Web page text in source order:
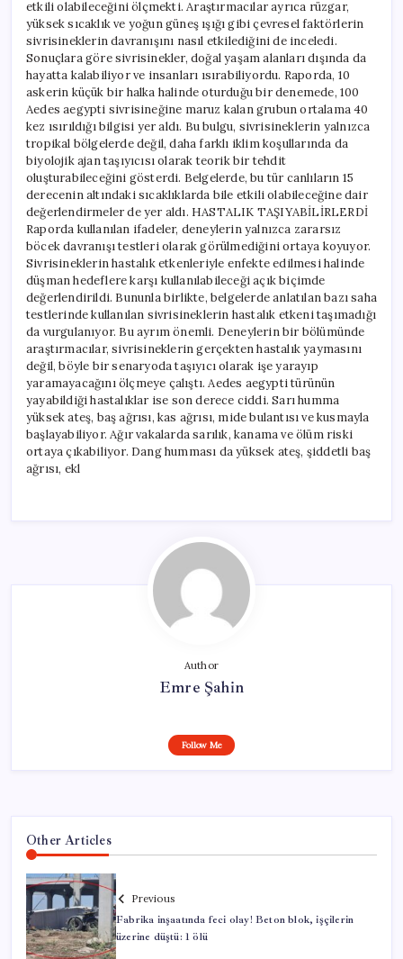
etkili olabileceğini ölçmekti. Araştırmacılar ayrıca rüzgar,
yüksek sıcaklık ve yoğun güneş ışığı gibi çevresel faktörlerin
sivrisineklerin davranışını nasıl etkilediğini de inceledi.
Sonuçlara göre sivrisinekler, doğal yaşam alanları dışında da
hayatta kalabiliyor ve insanları ısırabiliyordu. Raporda, 10
askerin küçük bir halka halinde oturduğu bir denemede, 100
Aedes aegypti sivrisineğine maruz kalan grubun ortalama 40
kez ısırıldığı bilgisi yer aldı. Bu bulgu, sivrisineklerin yalnızca
tropikal bölgelerde değil, daha farklı iklim koşullarında da
biyolojik ajan taşıyıcısı olarak teorik bir tehdit
oluşturabileceğini gösterdi. Belgelerde, bu tür canlıların 15
derecenin altındaki sıcaklıklarda bile etkili olabileceğine dair
değerlendirmeler de yer aldı. HASTALIK TAŞIYABİLİRLERDİ
Raporda kullanılan ifadeler, deneylerin yalnızca zararsız
böcek davranışı testleri olarak görülmediğini ortaya koyuyor.
Sivrisineklerin hastalık etkenleriyle enfekte edilmesi halinde
düşman hedeflere karşı kullanılabileceği açık biçimde
değerlendirildi. Bununla birlikte, belgelerde anlatılan bazı saha
testlerinde kullanılan sivrisineklerin hastalık etkeni taşımadığı
da vurgulanıyor. Bu ayrım önemli. Deneylerin bir bölümünde
araştırmacılar, sivrisineklerin gerçekten hastalık yaymasını
değil, böyle bir senaryoda taşıyıcı olarak işe yarayıp
yaramayacağını ölçmeye çalıştı. Aedes aegypti türünün
yayabildiği hastalıklar ise son derece ciddi. Sarı humma
yüksek ateş, baş ağrısı, kas ağrısı, mide bulantısı ve kusmayla
başlayabiliyor. Ağır vakalarda sarılık, kanama ve ölüm riski
ortaya çıkabiliyor. Dang humması da yüksek ateş, şiddetli baş
ağrısı, ekl
Author
Emre Şahin
Follow Me
Other Articles
Previous
Fabrika inşaatında feci olay! Beton blok, işçilerin
üzerine düştü: 1 ölü